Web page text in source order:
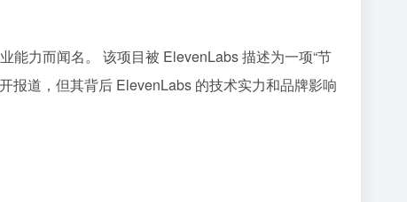
能力而闻名。 该项目被 ElevenLabs 描述为一项“节
报道，但其背后 ElevenLabs 的技术实力和品牌影响